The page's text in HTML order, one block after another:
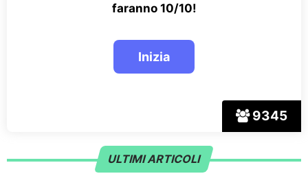
9345
faranno 10/10!
ULTIMI ARTICOLI